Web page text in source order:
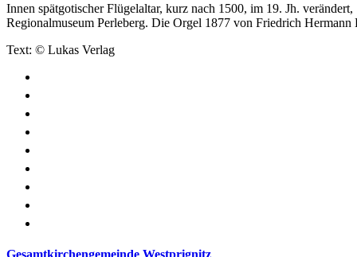
Innen spätgotischer Flügelaltar, kurz nach 1500, im 19. Jh.
Regionalmuseum Perleberg. Die Orgel 1877 von Friedrich
Text: © Lukas Verlag